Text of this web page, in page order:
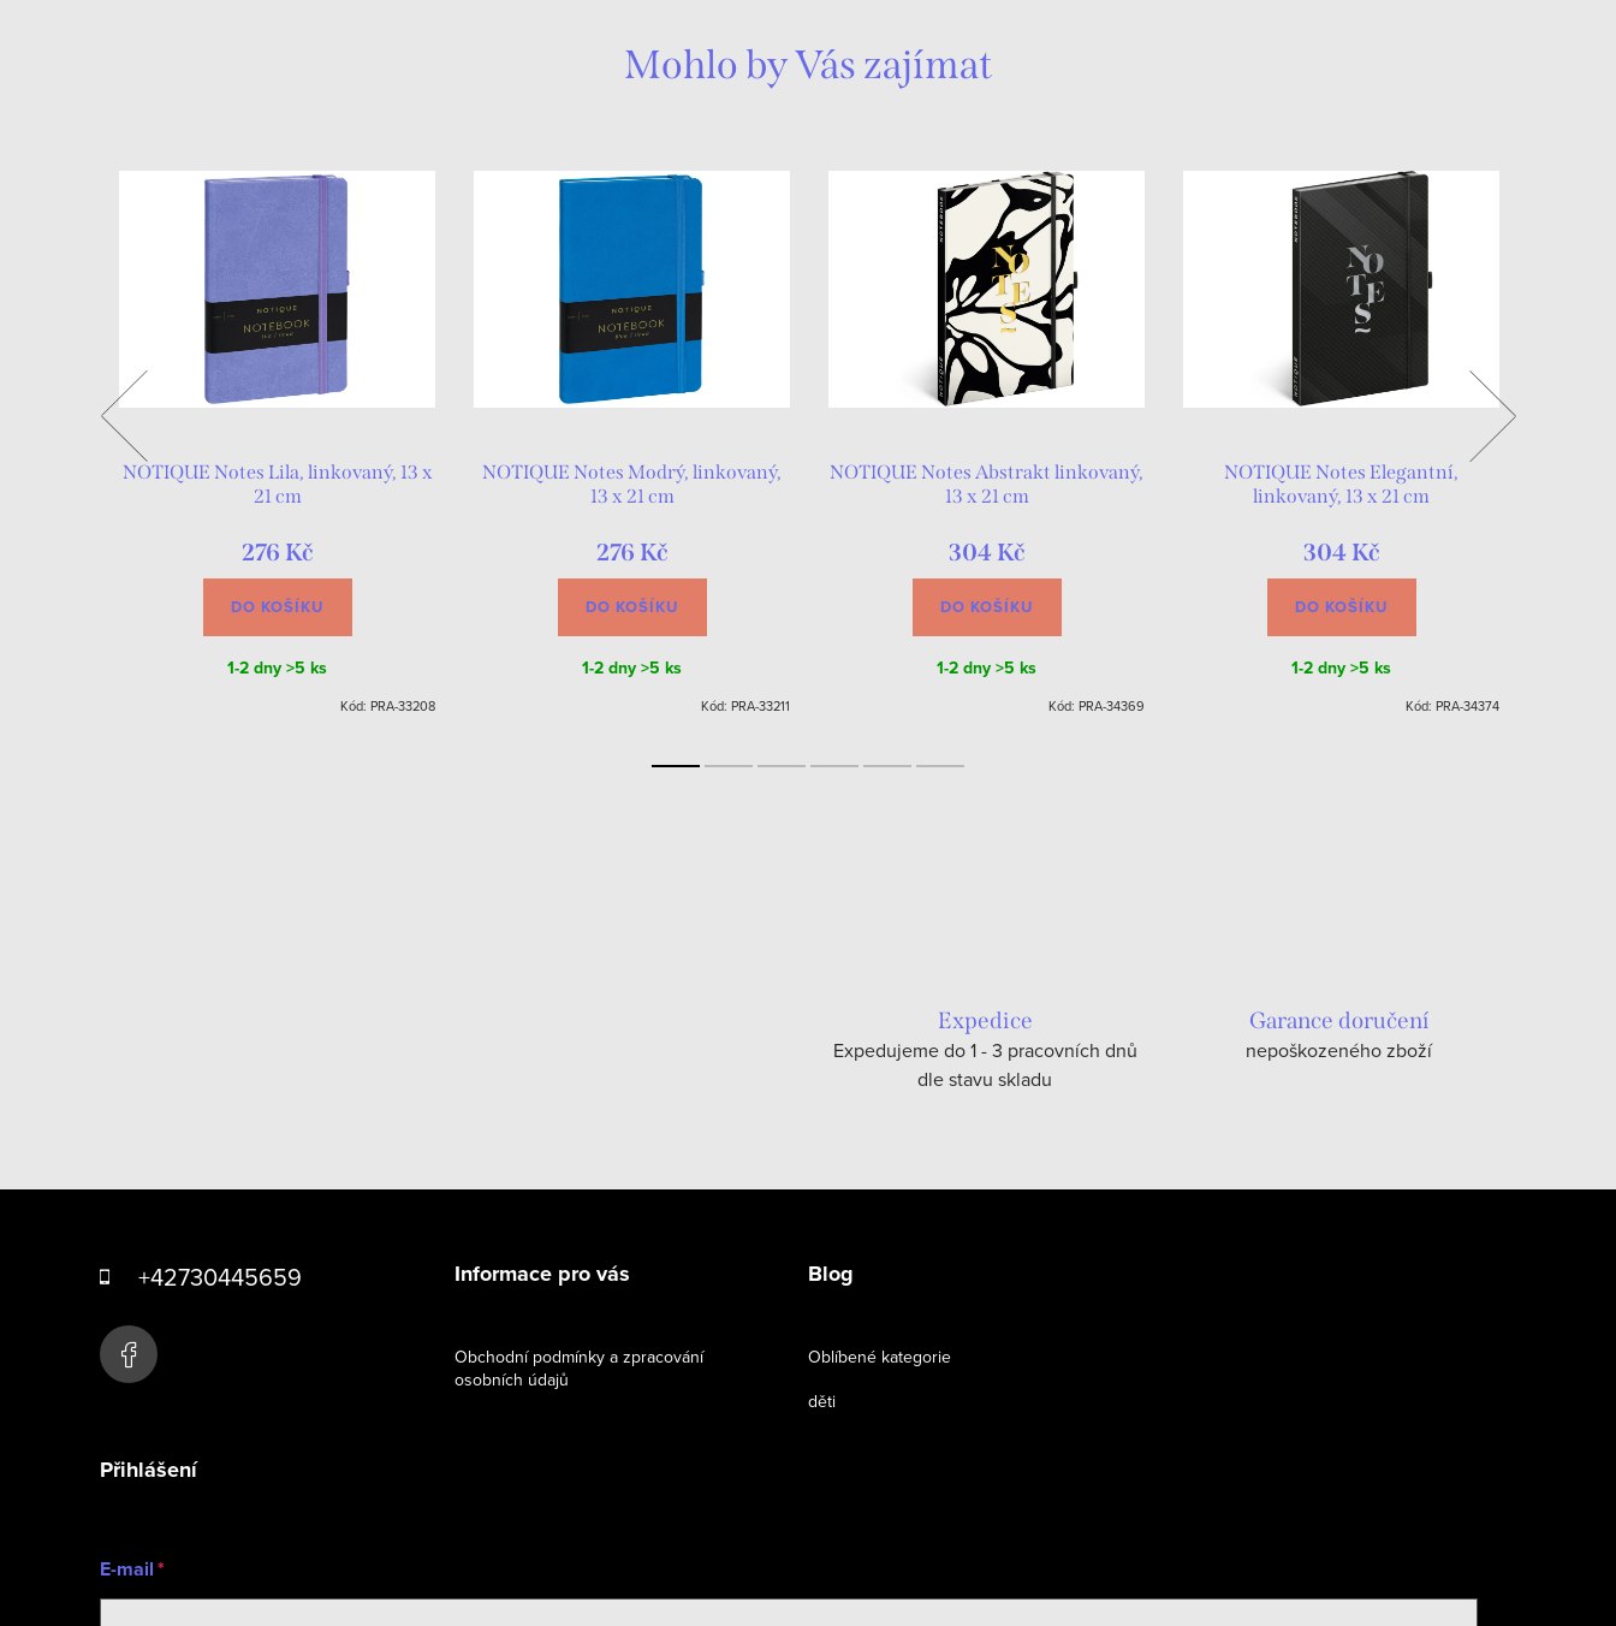
Mohlo by Vás zajímat
NOTIQUE Notes Lila, linkovaný, 13 x
21 cm
276 Kč
DO KOŠÍKU
1-2 dny >5 ks
Kód: PRA-33208
NOTIQUE Notes Modrý, linkovaný,
13 x 21 cm
276 Kč
DO KOŠÍKU
1-2 dny >5 ks
Kód: PRA-33211
NOTIQUE Notes Abstrakt linkovaný,
13 x 21 cm
304 Kč
DO KOŠÍKU
1-2 dny >5 ks
Kód: PRA-34369
NOTIQUE Notes Elegantní,
linkovaný, 13 x 21 cm
304 Kč
DO KOŠÍKU
1-2 dny >5 ks
Kód: PRA-34374
Expedice
Expedujeme do 1 - 3 pracovních dnů
dle stavu skladu
Garance doručení
nepoškozeného zboží
+42730445659 Informace pro vás
Obchodní podmínky a zpracování
osobních údajů
Blog
Oblíbené kategorie
děti
Přihlášení
E-mail